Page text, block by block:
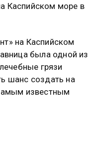
Каспийском море в
на Каспийском
была одной из
грязи
шанс создать на
известным